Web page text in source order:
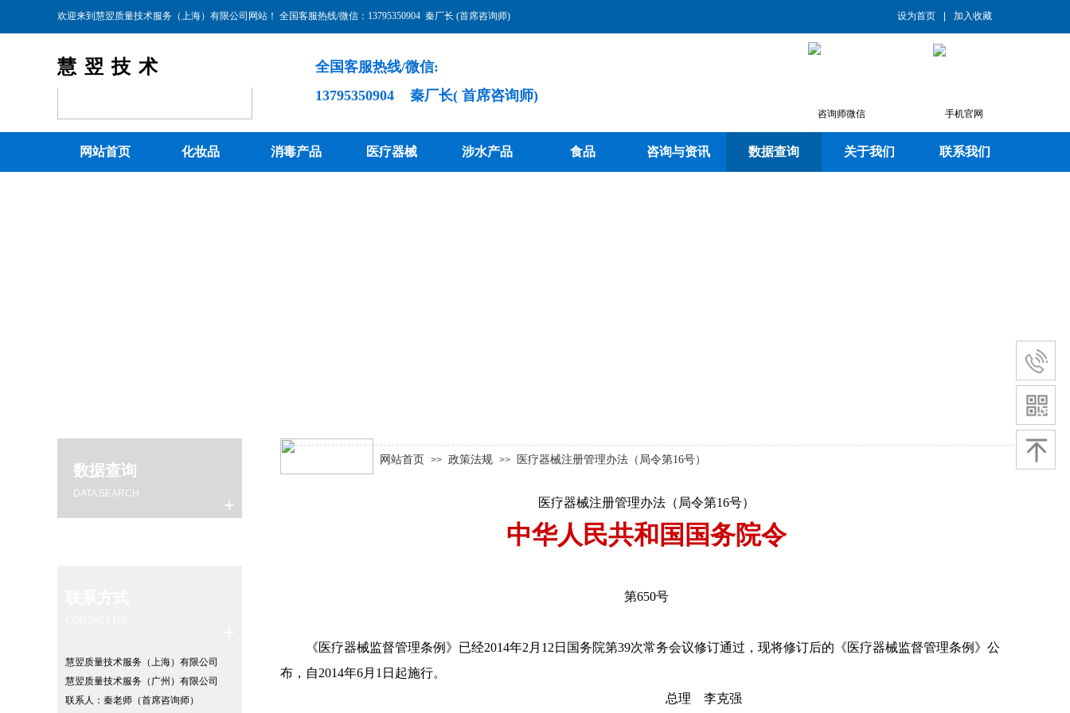
欢迎来到慧翌质量技术服务（上海）有限公司​网站！ 全国客服热线/微信：13795350904 秦厂长 (首席咨询师) 设为首页 加入收藏
全国客服热线/微信:
13795350904 秦厂长( 首席咨询师)
慧翌技术
咨询师微信 手机官网
网站首页 化妆品 消毒产品 医疗器械 涉水产品 食品 咨询与资讯 数据查询 关于我们 联系我们
DATA SEARCH
+
数据查询
网站首页 >> 政策法规 >> 医疗器械注册管理办法（局令第16号）
医疗器械注册管理办法（局令第16号）
中华人民共和国国务院令
第650号
《医疗器械监督管理条例》已经2014年2月12日国务院第39次常务会议修订通过，现将修订后的《医疗器械监督管理条例》公
布，自2014年6月1日起施行。
总理 李克强
慧翌质量技术服务（上海）有限公司
慧翌质量技术服务（广州）有限公司
联系人：秦老师（首席咨询师）